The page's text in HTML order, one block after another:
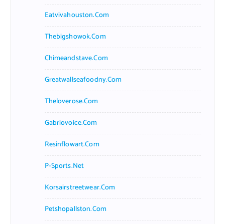
Eatvivahouston.com
Thebigshowok.com
Chimeandstave.com
Greatwallseafoodny.com
Theloverose.com
Gabriovoice.com
Resinflowart.com
P-Sports.net
Korsairstreetwear.com
Petshopallston.com